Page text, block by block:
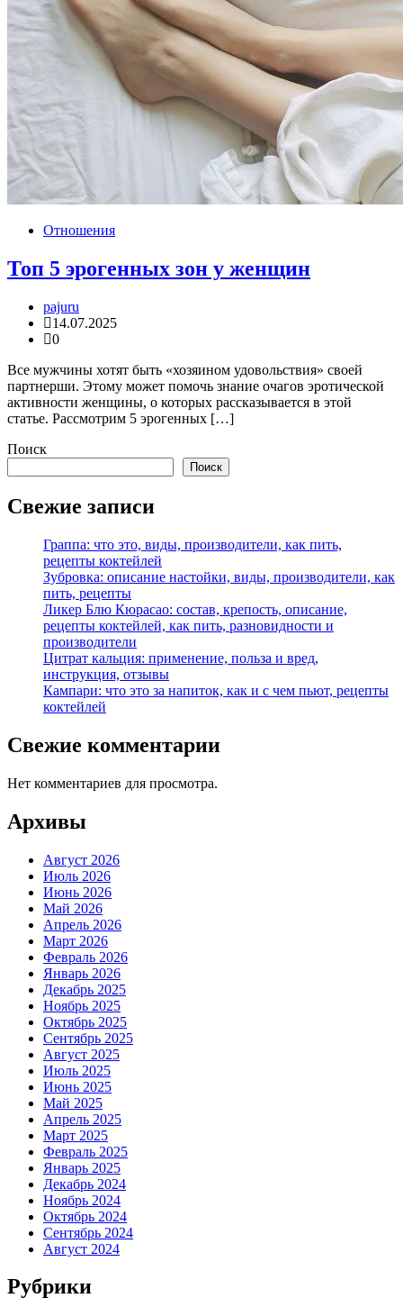
Отношения
Топ 5 эрогенных зон у женщин
pajuru
14.07.2025
0
Все мужчины хотят быть «хозяином удовольствия» своей
партнерши. Этому может помочь знание очагов эротической
активности женщины, о которых рассказывается в этой
статье. Рассмотрим 5 эрогенных […]
Поиск
Поиск
Свежие записи
Граппа: что это, виды, производители, как пить,
рецепты коктейлей
Зубровка: описание настойки, виды, производители, как
пить, рецепты
Ликер Блю Кюрасао: состав, крепость, описание,
рецепты коктейлей, как пить, разновидности и
производители
Цитрат кальция: применение, польза и вред,
инструкция, отзывы
Кампари: что это за напиток, как и с чем пьют, рецепты
коктейлей
Свежие комментарии
Нет комментариев для просмотра.
Архивы
Август 2026
Июль 2026
Июнь 2026
Май 2026
Апрель 2026
Март 2026
Февраль 2026
Январь 2026
Декабрь 2025
Ноябрь 2025
Октябрь 2025
Сентябрь 2025
Август 2025
Июль 2025
Июнь 2025
Май 2025
Апрель 2025
Март 2025
Февраль 2025
Январь 2025
Декабрь 2024
Ноябрь 2024
Октябрь 2024
Сентябрь 2024
Август 2024
Рубрики